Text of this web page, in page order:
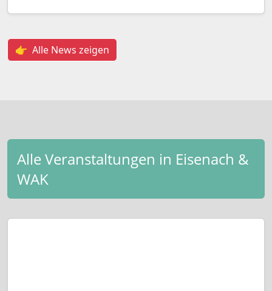
👉 Alle News zeigen
Alle Veranstaltungen in Eisenach &
WAK